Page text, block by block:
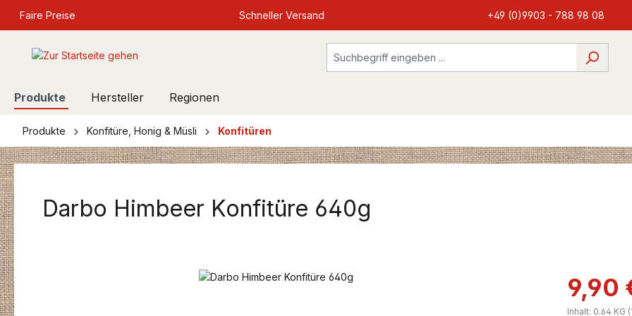
Zur Hauptnavigation springen
Faire Preise Schneller Versand +49 (0)9903 - 788 98 08
Produkte Hersteller Regionen
Produkte Konfitüre, Honig & Müsli Konfitüren
Darbo Himbeer Konfitüre 640g
Bildergalerie überspringen 9,90
Inhalt: 0.64 KG